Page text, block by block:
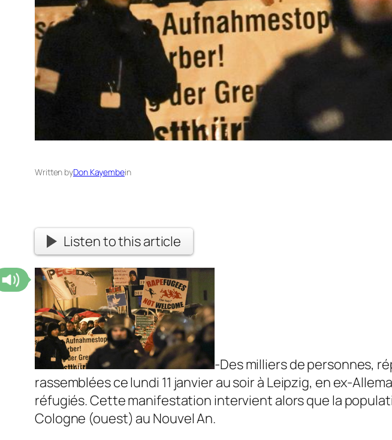
Written byDon Kayembein
Listen to this article
-Des milliers de personnes,
rassemblées ce lundi 11 janvier au soir à Leipzig, en ex-
réfugiés. Cette manifestation intervient alors que la
Cologne (ouest) au Nouvel An.